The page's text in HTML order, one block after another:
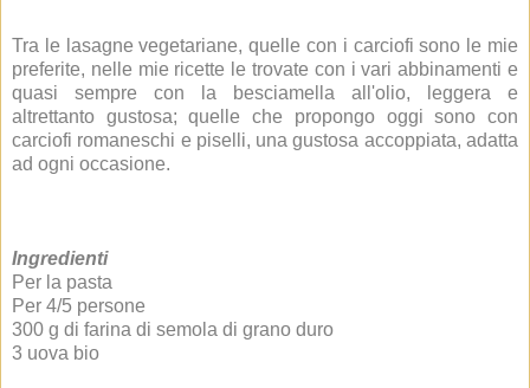
Tra le lasagne vegetariane, quelle con i carciofi sono le mie
preferite, nelle mie ricette le trovate con i vari abbinamenti e
quasi sempre con la besciamella all'olio, leggera e
altrettanto gustosa; quelle che propongo oggi sono con
carciofi romaneschi e piselli, una gustosa accoppiata, adatta
ad ogni occasione.
Ingredienti
Per la pasta
Per 4/5 persone
300 g di farina di semola di grano duro
3 uova bio